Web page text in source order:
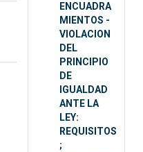
ENCUADRA
MIENTOS -
VIOLACION
DEL
PRINCIPIO
DE
IGUALDAD
ANTE LA
LEY:
REQUISITOS
;